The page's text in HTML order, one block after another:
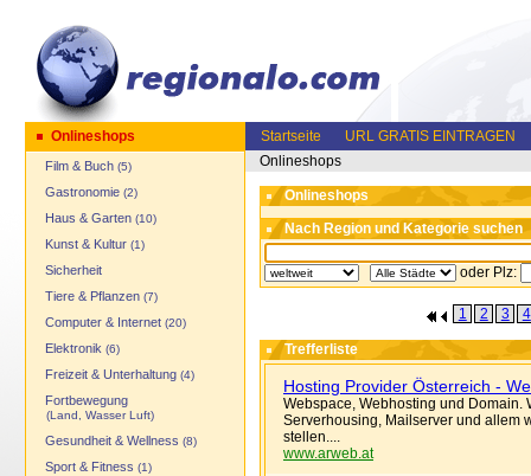
Onlineshops
Film & Buch (5)
Gastronomie (2)
Haus & Garten (10)
Kunst & Kultur (1)
Sicherheit
Tiere & Pflanzen (7)
Computer & Internet (20)
Elektronik (6)
Freizeit & Unterhaltung (4)
Fortbewegung
(Land, Wasser Luft)
Gesundheit & Wellness (8)
Sport & Fitness (1)
Startseite
URL GRATIS EINTRAGEN
Onlineshops
Onlineshops
Nach Region und Kategorie suchen
oder Plz:
1 2 3 4
Trefferliste
Hosting Provider Österreich -
Webspace, Webhosting und Domain.
Serverhousing, Mailserver und allem
stellen....
www.arweb.at